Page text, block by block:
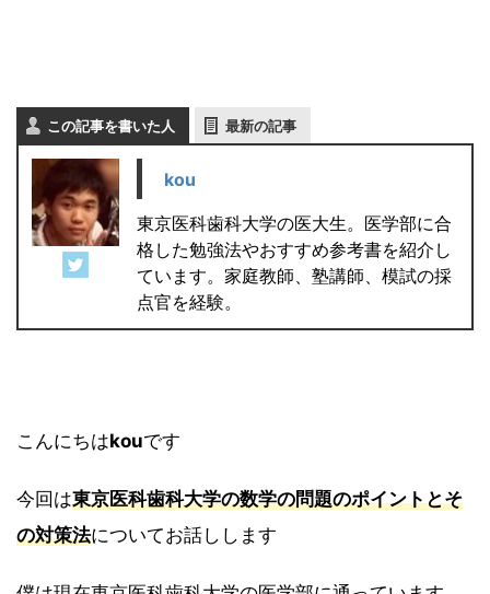
この記事を書いた人 最新の記事
kou
東京医科歯科大学の医大生。医学部に合
格した勉強法やおすすめ参考書を紹介し
ています。家庭教師、塾講師、模試の採
点官を経験。
こんにちはkouです
今回は東京医科歯科大学の数学の問題のポイントとそ
の対策法についてお話しします